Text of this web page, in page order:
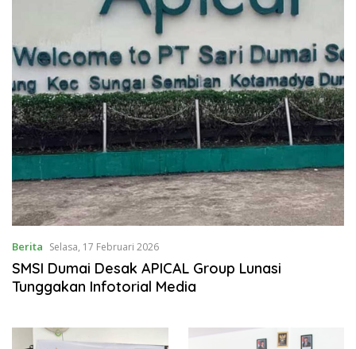
Berita Selasa, 17 Februari 2026
SMSI Dumai Desak APICAL Group Lunasi
Tunggakan Infotorial Media